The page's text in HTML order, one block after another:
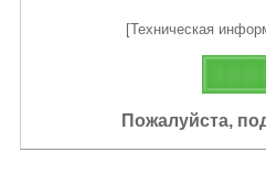
[Техническая
Пожалуйста,